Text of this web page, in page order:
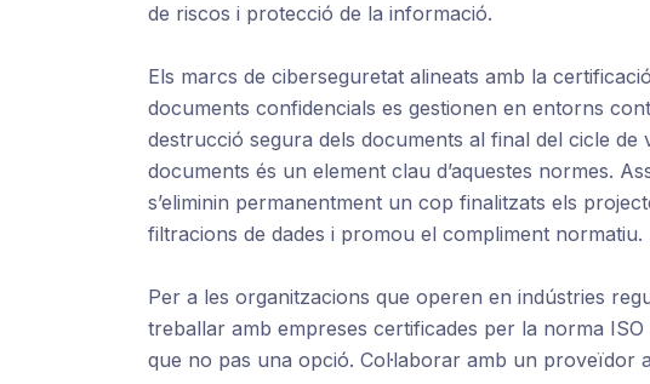
de riscos i protecció de la informació.
Els marcs de ciberseguretat alineats amb la
documents confidencials es gestionen en entorns
destrucció segura dels documents al final del cicle de
documents és un element clau d’aquestes normes.
s’eliminin permanentment un cop finalitzats els
filtracions de dades i promou el compliment normatiu.
Per a les organitzacions que operen en indústries
treballar amb empreses certificades per la norma
que no pas una opció. Col·laborar amb un proveïdor